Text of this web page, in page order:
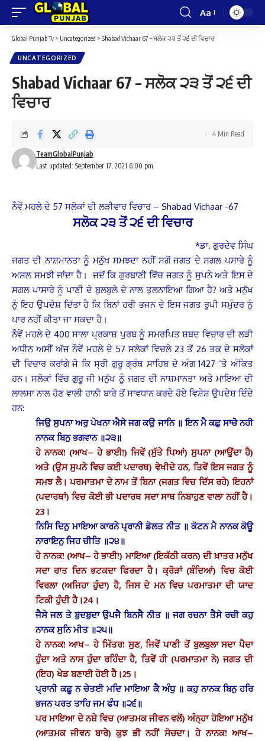
Font
Resizer
Aa
Global Punjab Tv > Uncategorized > Shabad Vichaar 67 – ਸਲੋਕ ੨੩ ਤੋਂ ੨੬ ਦੀ ਵਿਚਾਰ
UNCATEGORIZED
Shabad Vichaar 67 – ਸਲੋਕ ੨੩ ਤੋਂ ੨੬ ਦੀ
ਵਿਚਾਰ
Last updated: September 17, 2021 6:00 pm
TeamGlobalPunjab
4 Min Read
ਨੌਵੇਂ ਮਹਲੇ ਦੇ 57 ਸਲੋਕਾਂ ਦੀ ਲੜੀਵਾਰ ਵਿਚਾਰ – Shabad Vichaar -67
ਸਲੋਕ ੨੩ਤੋਂ ੨੬ਦੀਵਿਚਾਰ
*ਡਾ. ਗੁਰਦੇਵ ਸਿੰਘ
ਜਗਤ ਦੀ ਨਾਸ਼ਮਾਨਤਾ ਨੂੰ ਮਨੁੱਖ ਸਮਝਦਾ ਨਹੀਂ ਸਗੋਂ ਜਗਤ ਦੇ ਸਗਲ ਪਸਾਰੇ ਨੂੰ
ਅਸਲ ਸਮਝੀ ਜਾਂਦਾ ਹੈ। ਜਦੋਂ ਕਿ ਗੁਰਬਾਣੀ ਵਿੱਚ ਜਗਤ ਨੂੰ ਸੁਪਨੇ ਅਤੇ ਇਸ ਦੇ
ਸਗਲ ਪਾਸਾਰੇ ਨੂੰ ਪਾਣੀ ਦੇ ਬੁਲਬੁਲੇ ਦੇ ਨਾਲ ਤੁਲਨਾਇਆ ਗਿਆ ਹੈ? ਅਤੇ ਮਨੁੱਖ
ਨੂੰ ਇਹ ਉਪਦੇਸ਼ ਦਿੱਤਾ ਹੈ ਕਿ ਬਿਨਾਂ ਹਰੀ ਭਜਨ ਦੇ ਇਸ ਜਗਤ ਰੂਪੀ ਸਮੁੰਦਰ ਨੂੰ
ਪਾਰ ਨਹੀਂ ਕੀਤਾ ਜਾ ਸਕਦਾ ਹੈ।
ਨੌਵੇਂ ਮਹਲੇ ਦੇ 400 ਸਾਲਾ ਪ੍ਰਕਾਸ਼ ਪੁਰਬ ਨੂੰ ਸਮਰਪਿਤ ਸ਼ਬਦ ਵਿਚਾਰ ਦੀ ਲੜੀ
ਅਧੀਨ ਅਸੀਂ ਅੱਜ ਨੌਵੇਂ ਮਹਲੇ ਦੇ 57 ਸਲੋਕਾਂ ਵਿਚਲੇ 23 ਤੋਂ 26 ਤਕ ਦੇ ਸਲੋਕਾਂ
ਦੀ ਵਿਚਾਰ ਕਰਾਂਗੇ ਜੋ ਕਿ ਸ੍ਰੀ ਗੁਰੂ ਗ੍ਰੰਥ ਸਾਹਿਬ ਦੇ ਅੰਗ 1427 ‘ਤੇ ਅੰਕਿਤ
ਹਨ। ਸਲੋਕਾਂ ਵਿੱਚ ਗੁਰੂ ਜੀ ਮਨੁੱਖ ਨੂੰ ਜਗਤ ਦੀ ਨਾਸ਼ਮਾਨਤਾ ਅਤੇ ਮਾਇਆ ਦੀ
ਲਾਲਸਾ ਨਾਲ ਹੋਣ ਵਾਲੀ ਹਾਨੀ ਬਾਰੇ ਤੋਂ ਸਾਵਧਾਨ ਕਰਦੇ ਹੋਏ ਵਿਸ਼ੇਸ਼ ਉਪਦੇਸ਼ ਦਿੰਦੇ
ਹਨ:
ਜਿਉ ਸੁਪਨਾ ਅਰੁ ਪੇਖਨਾ ਐਸੇ ਜਗ ਕਉ ਜਾਨਿ ॥ ਇਨ ਮੈ ਕਛੁ ਸਾਚੋ ਨਹੀ
ਨਾਨਕ ਬਿਨੁ ਭਗਵਾਨ ॥੨੩॥
ਹੇ ਨਾਨਕ! (ਆਖ– ਹੇ ਭਾਈ!) ਜਿਵੇਂ (ਸੁੱਤੇ ਪਿਆਂ) ਸੁਪਨਾ (ਆਉਂਦਾ ਹੈ)
ਅਤੇ (ਉਸ ਸੁਪਨੇ ਵਿਚ ਕਈ ਪਦਾਰਥ) ਵੇਖੀਦੇ ਹਨ, ਤਿਵੇਂ ਇਸ ਜਗਤ ਨੂੰ
ਸਮਝ ਲੈ। ਪਰਮਾਤਮਾ ਦੇ ਨਾਮ ਤੋਂ ਬਿਨਾ (ਜਗਤ ਵਿਚ ਦਿੱਸ ਰਹੇ) ਇਹਨਾਂ
(ਪਦਾਰਥਾਂ) ਵਿਚ ਕੋਈ ਭੀ ਪਦਾਰਥ ਸਦਾ ਸਾਥ ਨਿਬਾਹੁਣ ਵਾਲਾ ਨਹੀਂ ਹੈ।
23।
ਨਿਸਿ ਦਿਨੁ ਮਾਇਆ ਕਾਰਨੇ ਪ੍ਰਾਨੀ ਡੋਲਤ ਨੀਤ ॥ ਕੋਟਨ ਮੈ ਨਾਨਕ ਕੋਊ
ਨਾਰਾਇਨੁ ਜਿਹ ਚੀਤਿ ॥੨੪॥
ਹੇ ਨਾਨਕ! (ਆਖ– ਹੇ ਭਾਈ!) ਮਾਇਆ (ਇਕੱਠੀ ਕਰਨ) ਦੀ ਖ਼ਾਤਰ ਮਨੁੱਖ
ਸਦਾ ਰਾਤ ਦਿਨ ਭਟਕਦਾ ਫਿਰਦਾ ਹੈ। ਕ੍ਰੋੜਾਂ (ਬੰਦਿਆਂ) ਵਿਚ ਕੋਈ
ਵਿਰਲਾ (ਅਜਿਹਾ ਹੁੰਦਾ) ਹੈ, ਜਿਸ ਦੇ ਮਨ ਵਿਚ ਪਰਮਾਤਮਾ ਦੀ ਯਾਦ
ਟਿਕੀ ਹੁੰਦੀ ਹੈ।24।
ਜੈਸੇ ਜਲ ਤੇ ਬੁਦਬੁਦਾ ਉਪਜੈ ਬਿਨਸੈ ਨੀਤ ॥ ਜਗ ਰਚਨਾ ਤੈਸੇ ਰਚੀ ਕਹੁ
ਨਾਨਕ ਸੁਨਿ ਮੀਤ ॥੨੫॥
ਹੇ ਨਾਨਕ! ਆਖ– ਹੇ ਮਿੱਤਰ! ਸੁਣ, ਜਿਵੇਂ ਪਾਣੀ ਤੋਂ ਬੁਲਬੁਲਾ ਸਦਾ ਪੈਦਾ
ਹੁੰਦਾ ਅਤੇ ਨਾਸ ਹੁੰਦਾ ਰਹਿੰਦਾ ਹੈ, ਤਿਵੇਂ ਹੀ (ਪਰਮਾਤਮਾ ਨੇ) ਜਗਤ ਦੀ
(ਇਹ) ਖੇਡ ਬਣਾਈ ਹੋਈ ਹੈ।25।
ਪ੍ਰਾਨੀ ਕਛੂ ਨ ਚੇਤਈ ਮਦਿ ਮਾਇਆ ਕੈ ਅੰਧੁ ॥ ਕਹੁ ਨਾਨਕ ਬਿਨੁ ਹਰਿ
ਭਜਨ ਪਰਤ ਤਾਹਿ ਜਮ ਫੰਧ ॥੨੬॥
ਪਰ ਮਾਇਆ ਦੇ ਨਸ਼ੇ ਵਿਚ (ਆਤਮਕ ਜੀਵਨ ਵਲੋਂ) ਅੰਨ੍ਹਾ ਹੋਇਆ ਮਨੁੱਖ
(ਆਤਮਕ ਜੀਵਨ ਬਾਰੇ) ਕੁਝ ਭੀ ਨਹੀਂ ਸੋਚਦਾ। ਹੇ ਨਾਨਕ! ਆਖ–